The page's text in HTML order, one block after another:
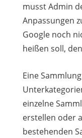
musst Admin
Anpassungen
Google noch
heißen soll,
Eine
einzelne
erstellen oder
bestehenden